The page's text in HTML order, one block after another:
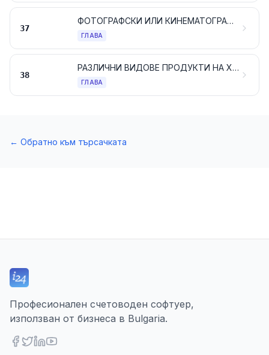
37
ФОТОГРАФСКИ ИЛИ КИНЕМАТОГРАФСКИ ПРОДУКТИ
ГЛАВА
38
РАЗЛИЧНИ ВИДОВЕ ПРОДУКТИ НА ХИМИЧЕСКАТА ПРОМИШЛЕНОСТ
ГЛАВА
← Обратно към търсачката
Професионален счетоводен софтуер,
използван от бизнеса в Bulgaria.